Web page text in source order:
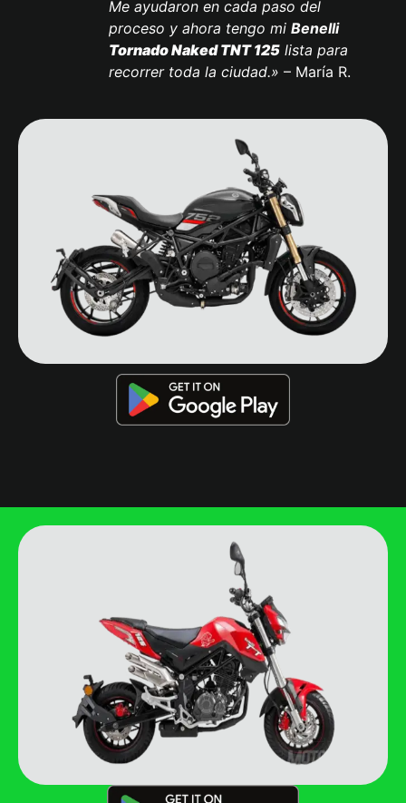
Me ayudaron en cada paso del
proceso y ahora tengo mi Benelli
Tornado Naked TNT 125 lista para
recorrer toda la ciudad.» – María R.